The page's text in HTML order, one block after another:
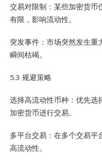
交易对限制：某些加密货币
有限，影响流动性。
突发事件：市场突然发生重
瞬间枯竭。
5.3 规避策略
选择高流动性币种：优先选
加密货币进行交易。
多平台交易：在多个交易平
高流动性。